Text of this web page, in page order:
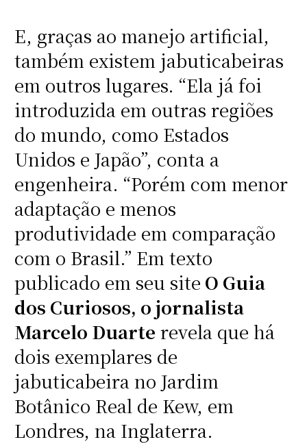
E, graças ao manejo artificial,
também existem jabuticabeiras
em outros lugares. “Ela já foi
introduzida em outras regiões
do mundo, como Estados
Unidos e Japão”, conta a
engenheira. “Porém com menor
adaptação e menos
produtividade em comparação
com o Brasil.” Em texto
publicado em seu site O Guia
dos Curiosos, o jornalista
Marcelo Duarte revela que há
dois exemplares de
jabuticabeira no Jardim
Botânico Real de Kew, em
Londres, na Inglaterra.